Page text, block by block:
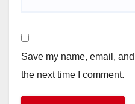
Save my name, email,
the next time I comment.